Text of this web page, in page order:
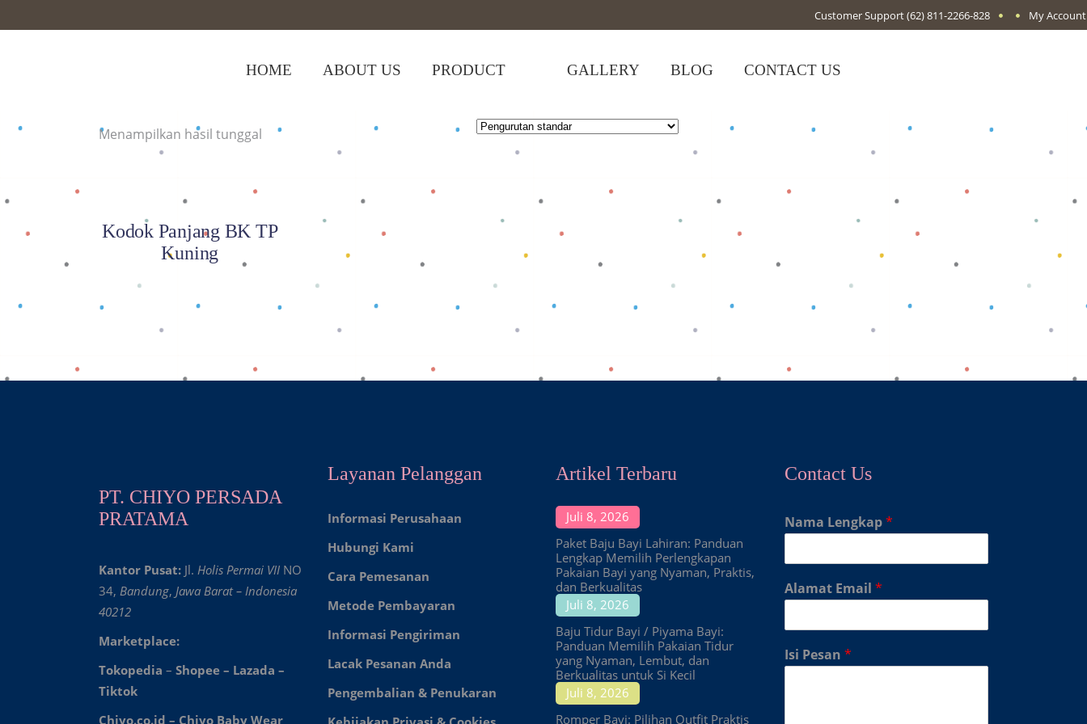
Customer Support(62) 811-2266-828 My Account
HOME ABOUT US PRODUCT GALLERY BLOG CONTACT US
Home>Shop>Kodok Panjang BK TP Kuning
Menampilkan hasil tunggal
Baca selengkapnya
Kodok Panjang BK TP
Kuning
PT. CHIYO PERSADA
PRATAMA
Kantor Pusat: Jl. Holis Permai VII NO
34, Bandung, Jawa Barat – Indonesia
40212
Marketplace:
Tokopedia – Shopee – Lazada –
Tiktok
Chiyo.co.id – Chiyo Baby Wear
Layanan Pelanggan
Informasi Perusahaan
Hubungi Kami
Cara Pemesanan
Metode Pembayaran
Informasi Pengiriman
Lacak Pesanan Anda
Pengembalian & Penukaran
Artikel Terbaru
Juli 8, 2026
Paket Baju Bayi Lahiran: Panduan
Lengkap Memilih Perlengkapan
Pakaian Bayi yang Nyaman, Praktis,
dan Berkualitas
Juli 8, 2026
Baju Tidur Bayi / Piyama Bayi:
Panduan Memilih Pakaian Tidur
yang Nyaman, Lembut, dan
Berkualitas untuk Si Kecil
Juli 8, 2026
Romper Bayi: Pilihan Outfit Praktis
Contact Us
Nama Lengkap*
Alamat Email *
Isi Pesan *